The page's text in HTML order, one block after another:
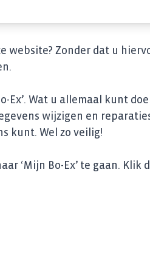
website? Zonder dat u
Ex’. Wat u allemaal kunt
wijzigen en
kunt. Wel zo veilig!
‘Mijn Bo-Ex’ te gaan. Klik